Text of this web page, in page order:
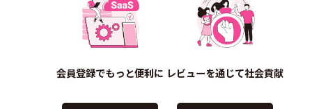
会員登録でもっと便利に レビューを通じて社会貢献